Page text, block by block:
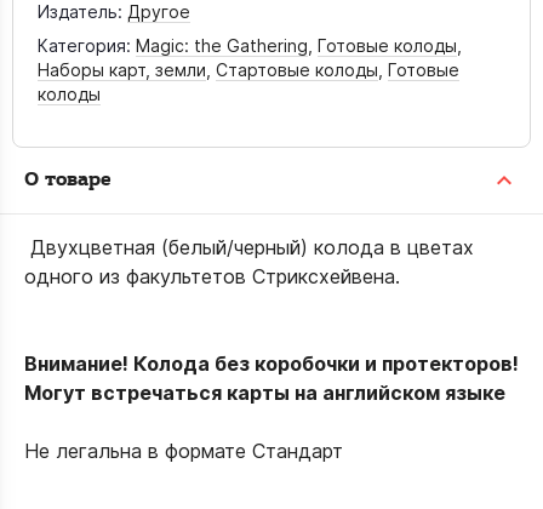
Издатель: Другое
Категория: Magic: the Gathering Готовые колоды
Наборы карт, земли Стартовые колоды Готовые
колоды
О товаре
Двухцветная (белый/черный) колода в цветах
одного из факультетов Стриксхейвена.
Внимание! Колода без коробочки и протекторов!
Могут встречаться карты на английском языке
Не легальна в формате Стандарт